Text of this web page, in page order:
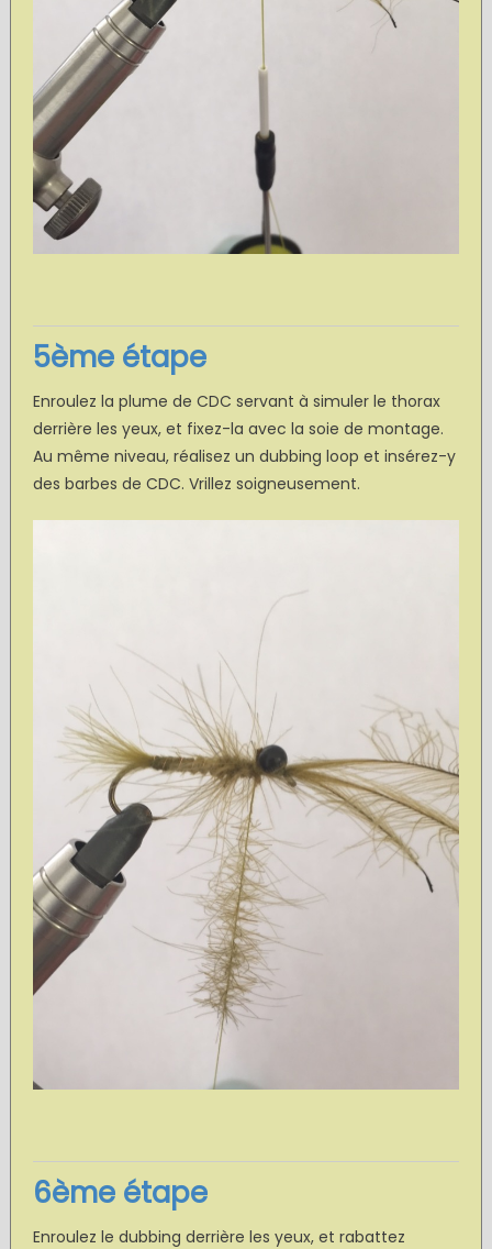
5ème étape
Enroulez la plume de CDC servant à simuler le thorax
derrière les yeux, et fixez-la avec la soie de montage.
Au même niveau, réalisez un dubbing loop et insérez-y
des barbes de CDC. Vrillez soigneusement.
6ème étape
Enroulez le dubbing derrière les yeux, et rabattez